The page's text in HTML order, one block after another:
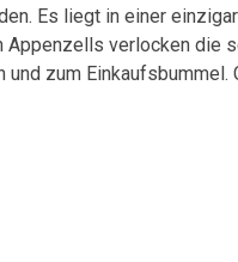
Es liegt in einer
verlocken die
zum